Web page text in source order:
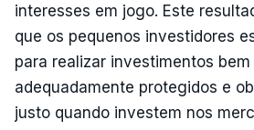
interesses em jogo. Este
que os pequenos investidores
para realizar investimentos
adequadamente protegidos e
justo quando investem nos